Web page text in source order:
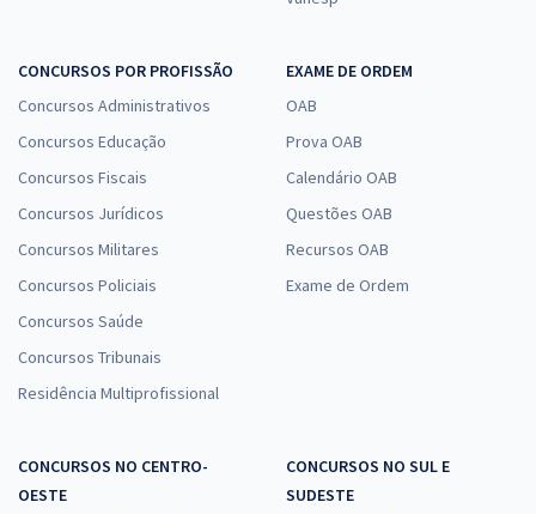
CONCURSOS POR PROFISSÃO
Concursos Administrativos
Concursos Educação
Concursos Fiscais
Concursos Jurídicos
Concursos Militares
Concursos Policiais
Concursos Saúde
Concursos Tribunais
Residência Multiprofissional
EXAME DE ORDEM
OAB
Prova OAB
Calendário OAB
Questões OAB
Recursos OAB
Exame de Ordem
CONCURSOS NO CENTRO-
OESTE
CONCURSOS NO SUL E
SUDESTE